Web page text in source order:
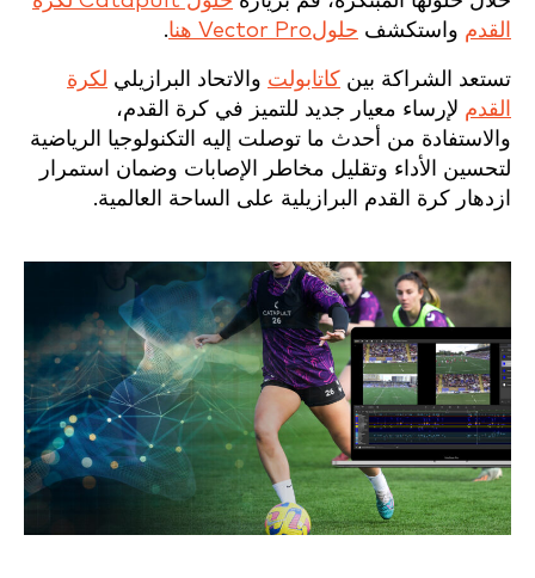
القدم واستكشف حلولVector Pro هنا .
تستعد الشراكة بين كاتابولت والاتحاد البرازيلي لكرة
القدم لإرساء معيار جديد للتميز في كرة القدم،
والاستفادة من أحدث ما توصلت إليه التكنولوجيا الرياضية
لتحسين الأداء وتقليل مخاطر الإصابات وضمان استمرار
ازدهار كرة القدم البرازيلية على الساحة العالمية.